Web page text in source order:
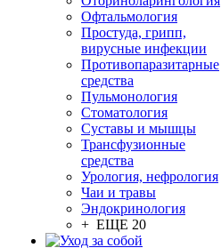
Офтальмология
Простуда, грипп,
вирусные инфекции
Противопаразитарные
средства
Пульмонология
Стоматология
Суставы и мышцы
Трансфузионные
средства
Урология, нефрология
Чаи и травы
Эндокринология
+ ЕЩЕ 20